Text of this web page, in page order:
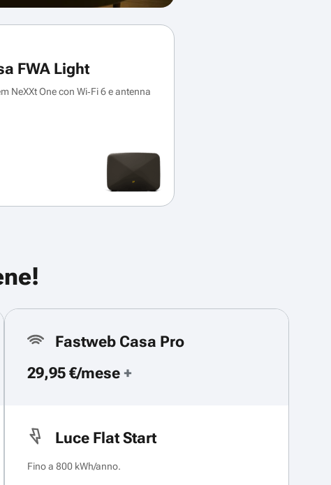
FWA Light
NeXXt One con Wi‑Fi 6 e antenna
Fastweb Casa Pro
29,95 €/mese +
Luce Flat Start
Fino a 800 kWh/anno.